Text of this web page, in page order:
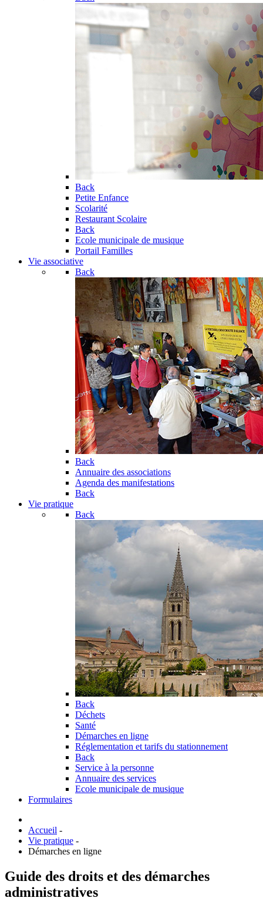
Back
Petite Enfance
Scolarité
Restaurant Scolaire
Back
Ecole municipale de musique
Portail Familles
Vie associative
Back
Back
Annuaire des associations
Agenda des manifestations
Back
Vie pratique
Back
Back
Déchets
Santé
Démarches en ligne
Réglementation et tarifs du stationnement
Back
Service à la personne
Annuaire des services
Ecole municipale de musique
Formulaires
Accueil -
Vie pratique -
Démarches en ligne
Guide des droits et des démarches
administratives